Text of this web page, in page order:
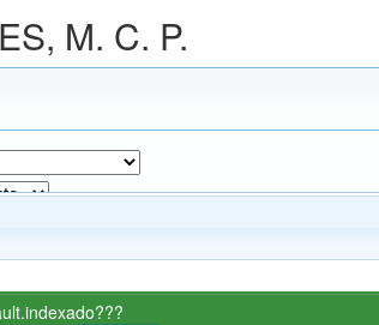
M. C. P.